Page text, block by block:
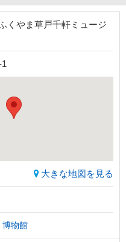
くやま草戸千軒ミュージ
大きな地図を見る
博物館